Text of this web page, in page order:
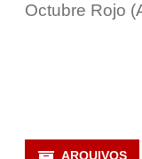
Octubre Rojo
ARQUIVOS